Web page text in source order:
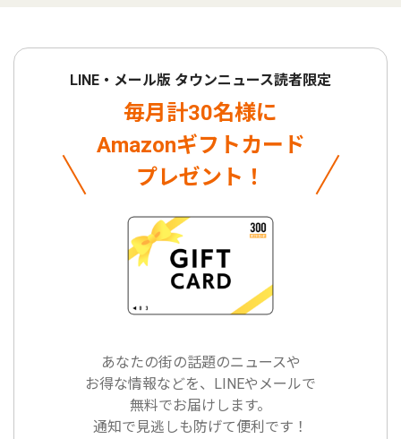
LINE・メール版 タウンニュース読者限定
毎月計30名様に
Amazonギフトカード
プレゼント！
あなたの街の話題のニュースや
お得な情報などを、LINEやメールで
無料でお届けします。
通知で見逃しも防げて便利です！